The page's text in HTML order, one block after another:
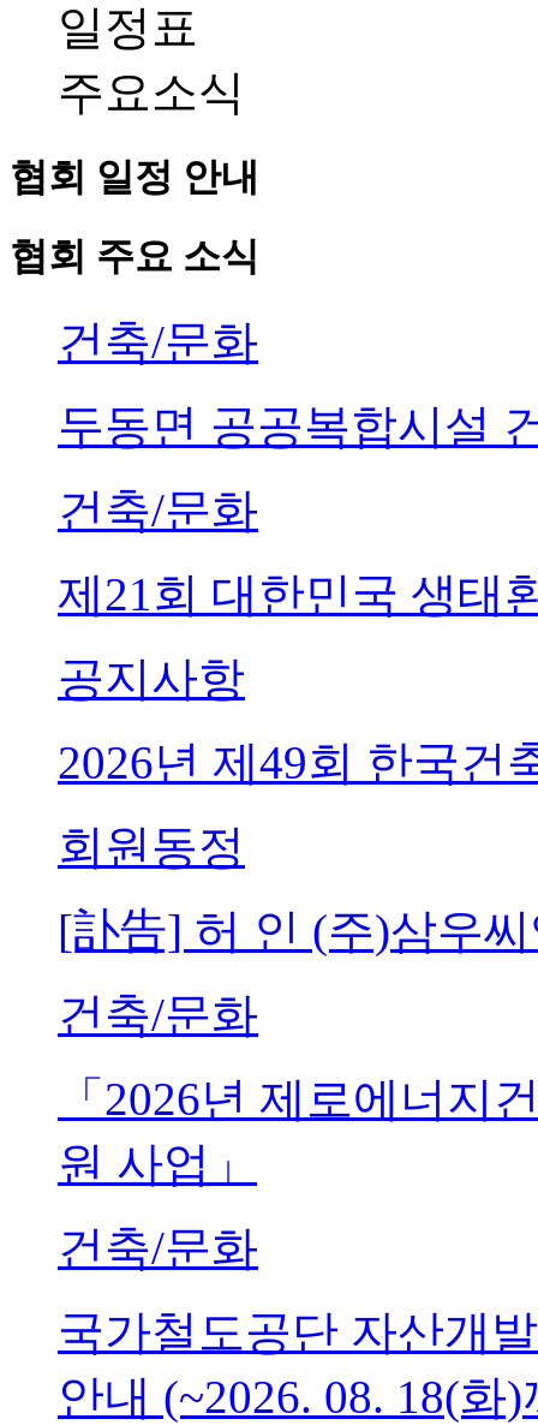
일정표
주요소식
협회 일정 안내
협회 주요 소식
건축/문화
두동면 공공복합시설
건축/문화
제21회 대한민국 생태
공지사항
2026년 제49회 한국건
회원동정
[訃告] 허 인 (주)삼우
건축/문화
「2026년 제로에너지
원 사업」
건축/문화
국가철도공단 자산개
안내 (~2026. 08. 18(화